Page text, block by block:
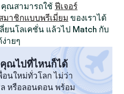
ณสามารถใช้ ฟีเจอร์
มาชิกแบบพรีเมี่ยม ของเราได้
ยนโลเคชั่น แล้วไป Match กับ
ายๆ
ณไปที่ไหนก็ได้
อนใหม่ทั่วโลก ไม่ว่า
หรือลอนดอน พร้อม